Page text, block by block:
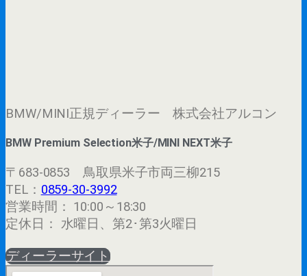
BMW/MINI正規ディーラー 株式会社アルコン
BMW Premium Selection米子/MINI NEXT米子
〒683-0853 鳥取県米子市両三柳215
TEL： 0859-30-3992
営業時間： 10:00～18:30
定休日： 水曜日、第2･第3火曜日
ディーラーサイト